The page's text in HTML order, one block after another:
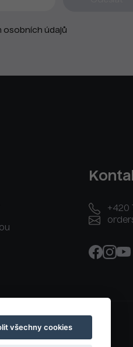
osobních údajů
+420
všechny cookies